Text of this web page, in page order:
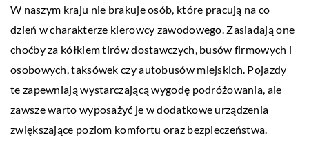
W naszym kraju nie brakuje osób, które pracują na co
dzień w charakterze kierowcy zawodowego. Zasiadają one
choćby za kółkiem tirów dostawczych, busów firmowych i
osobowych, taksówek czy autobusów miejskich. Pojazdy
te zapewniają wystarczającą wygodę podróżowania, ale
zawsze warto wyposażyć je w dodatkowe urządzenia
zwiększające poziom komfortu oraz bezpieczeństwa.